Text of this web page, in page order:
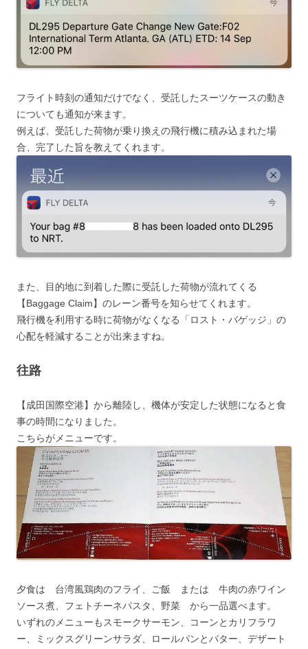
フライト時刻の通知だけでなく、受託したスーツケースの動き
についても通知が来ます。
例えば、受託した荷物が乗り換えの飛行機に積み込まれた場
合、完了した旨を教えてくれます。
また、目的地に到着した際に受託した荷物が流れてくる
【Baggage Claim】のレーン番号を知らせてくれます。
飛行機を利用する時に荷物がなくなる「ロスト・バゲッジ」の
心配を軽減することが出来ますね。
往路
【成田国際空港】から離陸し、機体が安定した状態になると食
事の時間になりました。
こちらがメニューです。
夕食は 台湾風鶏肉のフライ、ご飯 または 牛肉の赤ワイン
ソース煮、フェトチーネパスタ、野菜 から一品選べます。
いずれのメニューもスモークサーモン、コーンとカリフラワ
ー、ミックスグリーンサラダ、ロールパンとバター、デザート